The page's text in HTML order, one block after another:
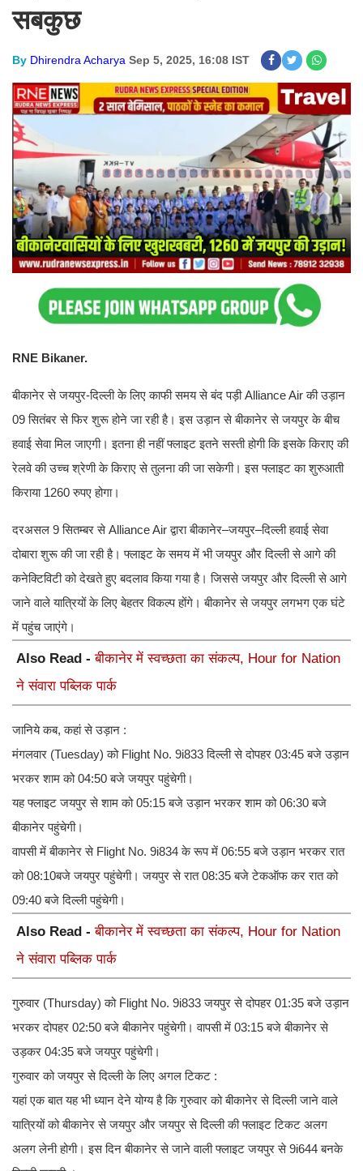
सबकुछ
By Dhirendra Acharya Sep 5, 2025, 16:08 IST
RNE Bikaner.
बीकानेर से जयपुर-दिल्ली के लिए काफी समय से बंद पड़ी Alliance Air की उड़ान
09 सितंबर से फिर शुरू होने जा रही है। इस उड़ान से बीकानेर से जयपुर के बीच
हवाई सेवा मिल जाएगी। इतना ही नहीं फ्लाइट इतने सस्ती होगी कि इसके किराए की
रेलवे की उच्च श्रेणी के किराए से तुलना की जा सकेगी। इस फ्लाइट का शुरुआती
किराया 1260 रुपए होगा।
दरअसल 9 सितम्बर से Alliance Air द्वारा बीकानेर–जयपुर–दिल्ली हवाई सेवा
दोबारा शुरू की जा रही है। फ्लाइट के समय में भी जयपुर और दिल्ली से आगे की
कनेक्टिविटी को देखते हुए बदलाव किया गया है। जिससे जयपुर और दिल्ली से आगे
जाने वाले यात्रियों के लिए बेहतर विकल्प होंगे। बीकानेर से जयपुर लगभग एक घंटे
में पहुंच जाएंगे।
Also Read -बीकानेर में स्वच्छता का संकल्प, Hour for Nation
ने संवारा पब्लिक पार्क
जानिये कब, कहां से उड़ान :
मंगलवार (Tuesday) को Flight No. 9i833 दिल्ली से दोपहर 03:45 बजे उड़ान
भरकर शाम को 04:50 बजे जयपुर पहुंचेगी।
यह फ्लाइट जयपुर से शाम को 05:15 बजे उड़ान भरकर शाम को 06:30 बजे
बीकानेर पहुंचेगी।
वापसी में बीकानेर से Flight No. 9i834 के रूप में 06:55 बजे उड़ान भरकर रात
को 08:10बजे जयपुर पहुंचेगी। जयपुर से रात 08:35 बजे टेकऑफ कर रात को
09:40 बजे दिल्ली पहुंचेगी।
Also Read -बीकानेर में स्वच्छता का संकल्प, Hour for Nation
ने संवारा पब्लिक पार्क
गुरुवार (Thursday) को Flight No. 9i833 जयपुर से दोपहर 01:35 बजे उड़ान
भरकर दोपहर 02:50 बजे बीकानेर पहुंचेगी। वापसी में 03:15 बजे बीकानेर से
उड़कर 04:35 बजे जयपुर पहुंचेगी।
गुरुवार को जयपुर से दिल्ली के लिए अगल टिकट :
यहां एक बात यह भी ध्यान देने योग्य है कि गुरुवार को बीकानेर से दिल्ली जाने वाले
यात्रियों को बीकानेर से जयपुर और जयपुर से दिल्ली की फ्लाइट टिकट अलग
अलग लेनी होगी। इस दिन बीकानेर से जाने वाली फ्लाइट जयपुर से 9i644 बनके